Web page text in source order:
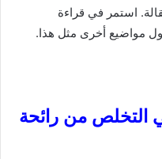
استمر في قراءة
التخلص من رائحة